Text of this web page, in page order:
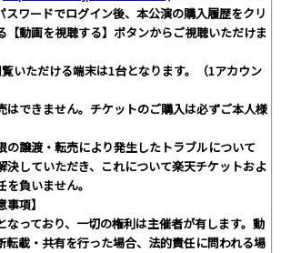
スワードでログイン後、本公演の購入履歴をクリ
【動画を視聴する】ボタンからご視聴いただけま
いただける端末は1台となります。（1アカウン
はできません。チケットのご購入は必ずご本人様
譲渡・転売により発生したトラブルについて
決していただき、これについて楽天チケットおよ
負いません。
事項】
っており、一切の権利は主催者が有します。動
転載・共有を行った場合、法的責任に問われる場